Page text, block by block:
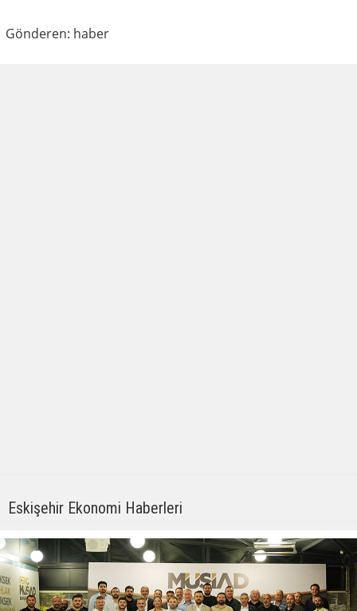
Gönderen: haber
Eskişehir Ekonomi Haberleri